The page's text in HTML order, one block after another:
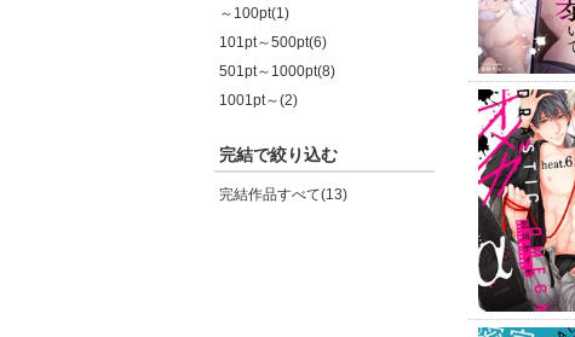
～100pt(1)
101pt～500pt(6)
501pt～1000pt(8)
1001pt～(2)
完結で絞り込む
完結作品すべて(13)